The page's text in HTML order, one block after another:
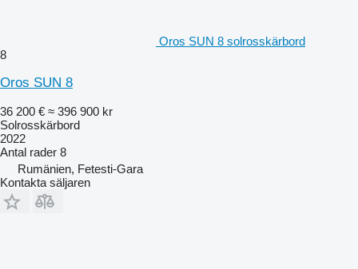
Oros SUN 8 solrosskärbord
8
Oros SUN 8
36 200 € ≈ 396 900 kr
Solrosskärbord
2022
Antal rader 8
Rumänien, Fetesti-Gara
Kontakta säljaren